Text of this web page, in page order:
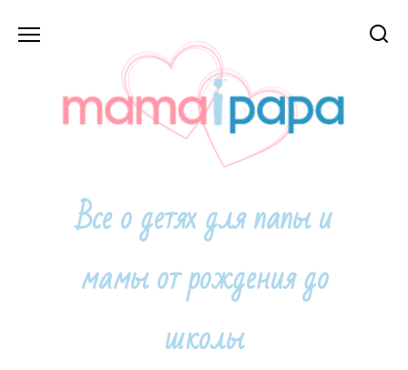
Все о детях для папы и
мамы от рождения до
школы